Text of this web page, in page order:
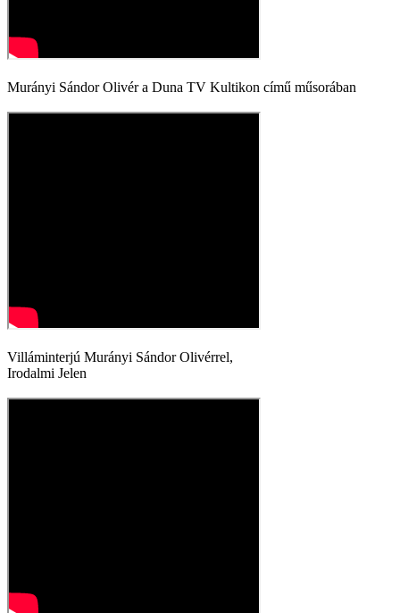
Murányi Sándor Olivér a Duna TV Kultikon című műsorában
Villáminterjú Murányi Sándor Olivérrel,
Irodalmi Jelen